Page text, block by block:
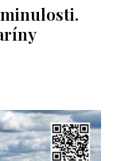
minulosti.